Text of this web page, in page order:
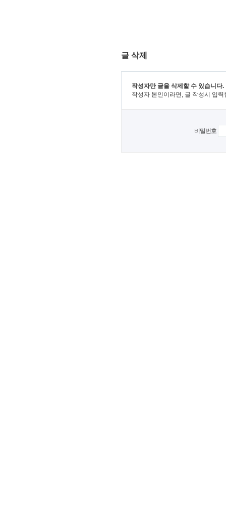
글 삭제
작성자만 글을 삭제할 수 있습니다.
작성자 본인이라면, 글 작성시 입
비밀번호